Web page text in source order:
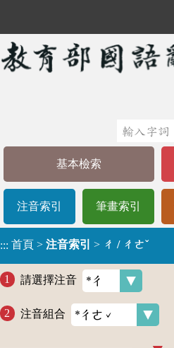
基本檢索
注音索引 筆畫索引
::: 首頁 > 注音索引 > ㄔ / ㄔㄜˇ
請選擇注音
注音組合